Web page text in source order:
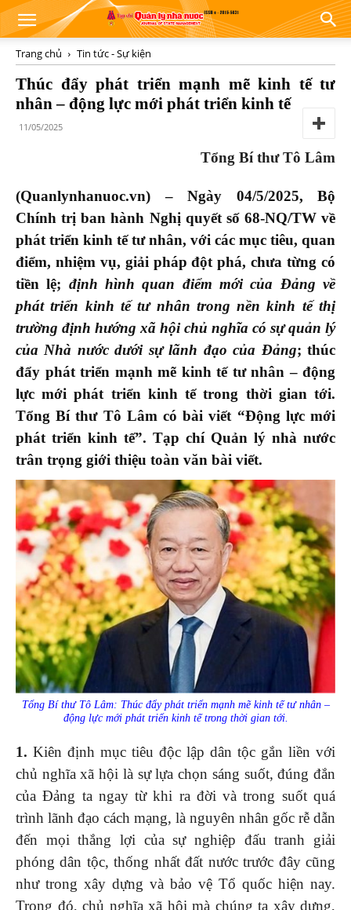
Trang chủ Tin tức - Sự kiện
Thúc đẩy phát triển mạnh mẽ kinh tế tư
nhân – động lực mới phát triển kinh tế
11/05/2025
Tổng Bí thư Tô Lâm
(Quanlynhanuoc.vn) – Ngày 04/5/2025, Bộ
Chính trị ban hành Nghị quyết số 68-NQ/TW về
phát triển kinh tế tư nhân, với các mục tiêu, quan
điểm, nhiệm vụ, giải pháp đột phá, chưa từng có
tiền lệ; định hình quan điểm mới của Đảng về
phát triển kinh tế tư nhân trong nền kinh tế thị
trường định hướng xã hội chủ nghĩa có sự quản lý
của Nhà nước dưới sự lãnh đạo của Đảng; thúc
đẩy phát triển mạnh mẽ kinh tế tư nhân – động
lực mới phát triển kinh tế trong thời gian tới.
Tổng Bí thư Tô Lâm có bài viết “Động lực mới
phát triển kinh tế”. Tạp chí Quản lý nhà nước
trân trọng giới thiệu toàn văn bài viết.
Tổng Bí thư Tô Lâm: Thúc đẩy phát triển mạnh mẽ kinh tế tư nhân –
động lực mới phát triển kinh tế trong thời gian tới.
1. Kiên định mục tiêu độc lập dân tộc gắn liền với
chủ nghĩa xã hội là sự lựa chọn sáng suốt, đúng đắn
của Đảng ta ngay từ khi ra đời và trong suốt quá
trình lãnh đạo cách mạng, là nguyên nhân gốc rễ dẫn
đến mọi thắng lợi của sự nghiệp đấu tranh giải
phóng dân tộc, thống nhất đất nước trước đây cũng
như trong xây dựng và bảo vệ Tổ quốc hiện nay.
Trong đó, chủ nghĩa xã hội mà chúng ta xây dựng,